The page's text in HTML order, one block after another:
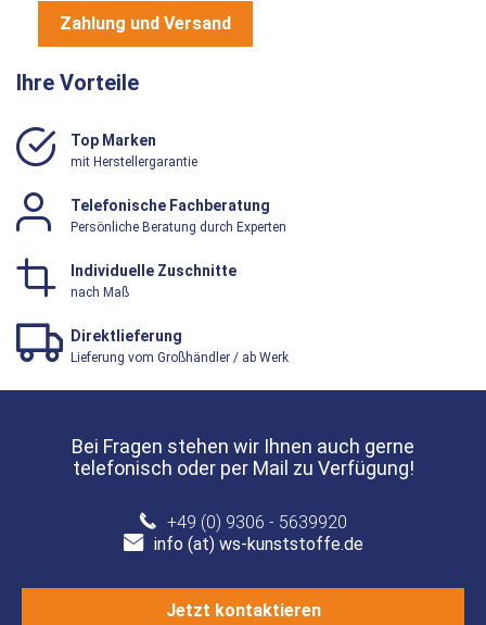
Zahlung und Versand
Ihre Vorteile
Top Marken
mit Herstellergarantie
Telefonische Fachberatung
Persönliche Beratung durch Experten
Individuelle Zuschnitte
nach Maß
Direktlieferung
Lieferung vom Großhändler / ab Werk
Bei Fragen stehen wir Ihnen auch gerne
telefonisch oder per Mail zu Verfügung!
+49 (0) 9306 - 5639920
info (at) ws-kunststoffe.de
Jetzt kontaktieren